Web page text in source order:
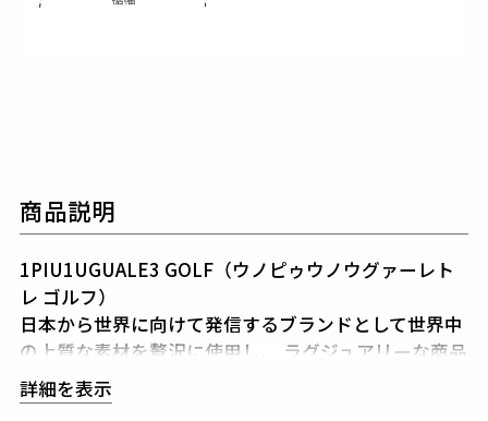
商品説明
1PIU1UGUALE3 GOLF（ウノピゥウノウグァーレト
レ ゴルフ）
日本から世界に向けて発信するブランドとして世界中
の上質な素材を贅沢に使用し、 ラグジュアリーな商品
をリリースし続ける1PIU1UGUALE3。
グジュアリーブランドが提案する、高いデザイン性と
詳細を表示